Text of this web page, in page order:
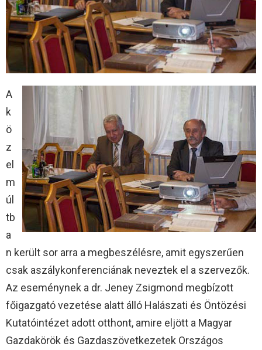
A
k
ö
z
el
m
úl
tb
a
n került sor arra a megbeszélésre, amit egyszerűen
csak aszálykonferenciának neveztek el a szervezők.
Az eseménynek a dr. Jeney Zsigmond megbízott
főigazgató vezetése alatt álló Halászati és Öntözési
Kutatóintézet adott otthont, amire eljött a Magyar
Gazdakörök és Gazdaszövetkezetek Országos